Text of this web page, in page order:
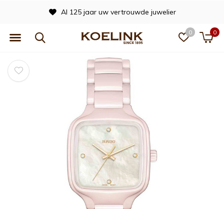
0 0
Al 125 jaar uw vertrouwde juwelier